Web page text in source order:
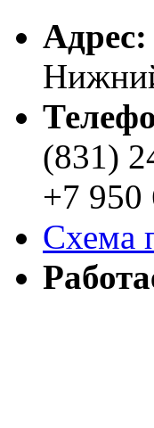
Адреc:
(831)
+7 950
Схема